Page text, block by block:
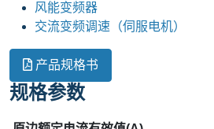
风能变频器
交流变频调速（伺服电机）
产品规格书
规格参数